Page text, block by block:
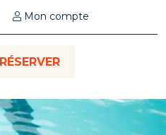
Mon compte
RÉSERVER